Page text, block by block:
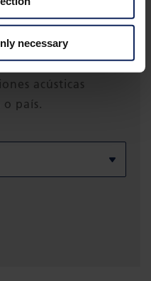
necessary
contacto local para
acústicas
país.